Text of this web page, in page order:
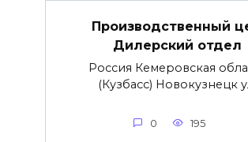
Производственный
Дилерский отдел
Россия Кемеровская
(Кузбасс) Новокузнецк
0 195